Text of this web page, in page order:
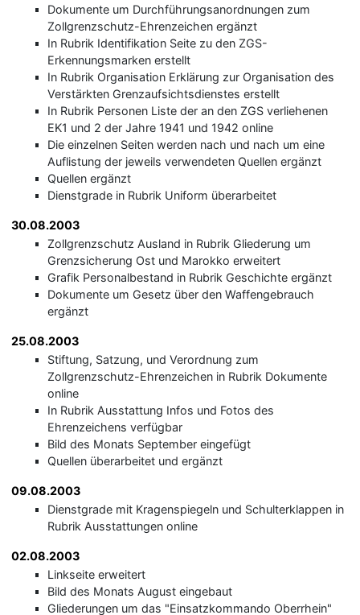
Dokumente um Durchführungsanordnungen zum
Zollgrenzschutz-Ehrenzeichen ergänzt
In Rubrik Identifikation Seite zu den ZGS-
Erkennungsmarken erstellt
In Rubrik Organisation Erklärung zur Organisation des
Verstärkten Grenzaufsichtsdienstes erstellt
In Rubrik Personen Liste der an den ZGS verliehenen
EK1 und 2 der Jahre 1941 und 1942 online
Die einzelnen Seiten werden nach und nach um eine
Auflistung der jeweils verwendeten Quellen ergänzt
Quellen ergänzt
Dienstgrade in Rubrik Uniform überarbeitet
30.08.2003
Zollgrenzschutz Ausland in Rubrik Gliederung um
Grenzsicherung Ost und Marokko erweitert
Grafik Personalbestand in Rubrik Geschichte ergänzt
Dokumente um Gesetz über den Waffengebrauch
ergänzt
25.08.2003
Stiftung, Satzung, und Verordnung zum
Zollgrenzschutz-Ehrenzeichen in Rubrik Dokumente
online
In Rubrik Ausstattung Infos und Fotos des
Ehrenzeichens verfügbar
Bild des Monats September eingefügt
Quellen überarbeitet und ergänzt
09.08.2003
Dienstgrade mit Kragenspiegeln und Schulterklappen in
Rubrik Ausstattungen online
02.08.2003
Linkseite erweitert
Bild des Monats August eingebaut
Gliederungen um das "Einsatzkommando Oberrhein"